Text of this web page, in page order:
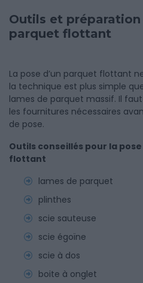
Outils et
parquet flottant
La pose d’un parquet flottant
la technique est plus simple
lames de parquet massif. Il
les fournitures nécessaires
de pose.
Outils conseillés pour la
flottant
lames de parquet
plinthes
scie sauteuse
scie égoïne
scie à dos
boite à onglet